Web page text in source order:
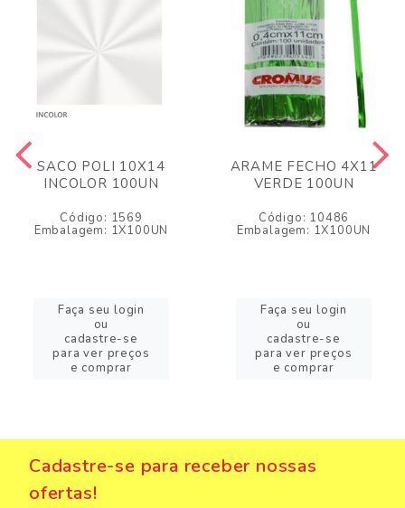
SACO POLI 10X14
INCOLOR 100UN
Código: 1569
Embalagem: 1X100UN
Faça seu login
ou
cadastre-se
para ver preços
e comprar
ARAME FECHO 4X11
VERDE 100UN
Código: 10486
Embalagem: 1X100UN
Faça seu login
ou
cadastre-se
para ver preços
e comprar
Cadastre-se para receber nossas
ofertas!